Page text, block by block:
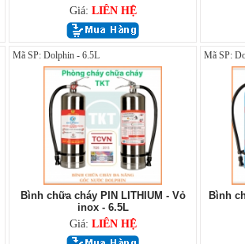
Giá: LIÊN HỆ
Mã SP: Dolphin - 6.5L
Bình chữa cháy PIN LITHIUM - Vỏ
inox - 6.5L
Giá: LIÊN HỆ
Mã SP:
Bình